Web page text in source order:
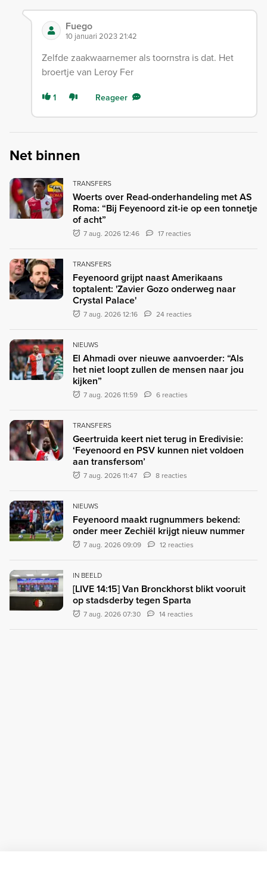
Fuego
10 januari 2023 21:42
Zelfde zaakwaarnemer als toornstra is dat. Het
broertje van Leroy Fer
1 Reageer
Net binnen
TRANSFERS
Woerts over Read-onderhandeling met AS
Roma: “Bij Feyenoord zit-ie op een tonnetje
of acht”
7 aug. 2026 12:46 17 reacties
TRANSFERS
Feyenoord grijpt naast Amerikaans
toptalent: 'Zavier Gozo onderweg naar
Crystal Palace'
7 aug. 2026 12:16 24 reacties
NIEUWS
El Ahmadi over nieuwe aanvoerder: “Als
het niet loopt zullen de mensen naar jou
kijken”
7 aug. 2026 11:59 6 reacties
TRANSFERS
Geertruida keert niet terug in Eredivisie:
‘Feyenoord en PSV kunnen niet voldoen
aan transfersom’
7 aug. 2026 11:47 8 reacties
NIEUWS
Feyenoord maakt rugnummers bekend:
onder meer Zechiël krijgt nieuw nummer
7 aug. 2026 09:09 12 reacties
IN BEELD
[LIVE 14:15] Van Bronckhorst blikt vooruit
op stadsderby tegen Sparta
7 aug. 2026 07:30 14 reacties